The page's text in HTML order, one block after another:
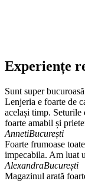
Experiențe
Sunt super
Lenjeria e foarte de
același timp. Seturile
foarte amabil și
AnnetiBucurești
Foarte frumoase
impecabila. Am luat
AlexandraBucurești
Magazinul arată